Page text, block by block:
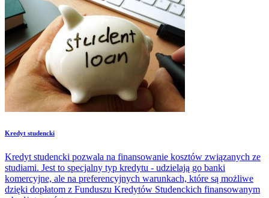
Kredyt studencki
Kredyt studencki pozwala na finansowanie kosztów związanych ze
studiami. Jest to specjalny typ kredytu - udzielają go banki
komercyjne, ale na preferencyjnych warunkach, które są możliwe
dzięki dopłatom z Funduszu Kredytów Studenckich finansowanym